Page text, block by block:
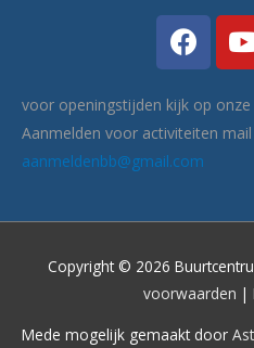
voor openingstijden kijk op onze
Aanmelden voor activiteiten mail
aanmeldenbb@gmail.com
Copyright © 2026
voorwaarden |
Mede mogelijk gemaakt door